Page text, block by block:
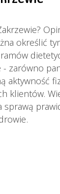
określić
zarówno
klientów.